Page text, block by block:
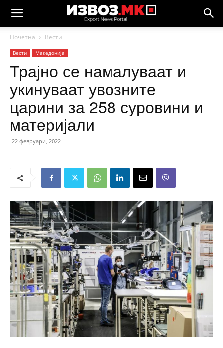
Почетна Вести
Вести Македонија
Трајно се намалуваат и
укинуваат увозните
царини за 258 суровини и
материјали
22 февруари, 2022